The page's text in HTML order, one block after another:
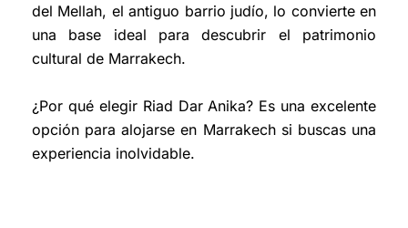
del Mellah, el antiguo barrio judío, lo convierte en
una base ideal para descubrir el patrimonio
cultural de Marrakech.
¿Por qué elegir Riad Dar Anika? Es una excelente
opción para alojarse en Marrakech si buscas una
experiencia inolvidable.